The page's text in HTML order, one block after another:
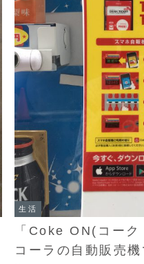
生活
「Coke ON(コー
コーラの自動販売